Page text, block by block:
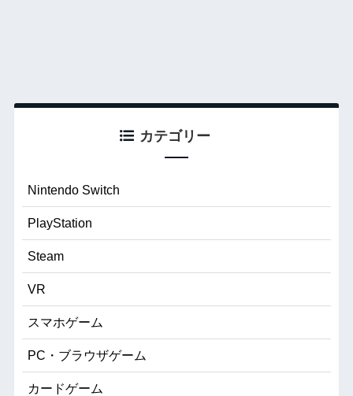
カテゴリー
Nintendo Switch
PlayStation
Steam
VR
スマホゲーム
PC・ブラウザゲーム
カードゲーム